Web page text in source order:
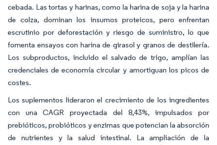
cebada. Las tortas y harinas, como la harina de soja y la harina
de colza, dominan los insumos proteicos, pero enfrentan
escrutinio por deforestación y riesgo de suministro, lo que
fomenta ensayos con harina de girasol y granos de destilería.
Los subproductos, incluido el salvado de trigo, amplían las
credenciales de economía circular y amortiguan los picos de
costes.
Los suplementos lideraron el crecimiento de los ingredientes
con una CAGR proyectada del 8,43%, impulsados por
prebióticos, probióticos y enzimas que potencian la absorción
de nutrientes y la salud intestinal. La ampliación de la